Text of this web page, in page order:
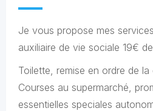
Je vous propose mes
auxiliaire de vie sociale 19€ de
Toilette, remise en ordre de
Courses au supermarché,
essentielles speciales